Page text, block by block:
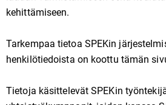
kehittämiseen.
Tarkempaa tietoa SPEKin
henkilötiedoista on koottu tämän
Tietoja käsittelevät SPEKin